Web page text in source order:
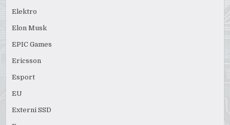
Elektro
Elon Musk
EPIC Games
Ericsson
Esport
EU
Externi SSD